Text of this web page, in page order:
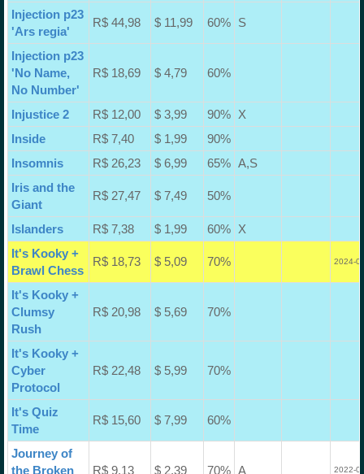
Injection p23
'Ars regia'
R$ 44,98 $ 11,99 60% S
Injection p23
'No Name,
No Number'
R$ 18,69 $ 4,79 60%
Injustice 2 R$ 12,00 $ 3,99 90%
X
Inside
R$ 7,40 $ 1,99
90%
Insomnis
R$ 26,23 $ 6,99 65% A,S
Iris and the
Giant
R$ 27,47 $ 7,49 50%
Islanders R$ 7,38 $ 1,99 60%
X
It's Kooky +
Brawl Chess
R$ 18,73 $ 5,09 70% 2024-
It's Kooky +
Clumsy
Rush
R$ 20,98 $ 5,69 70%
It's Kooky +
Cyber
Protocol
R$ 22,48 $ 5,99 70%
It's Quiz
Time
R$ 15,60 $ 7,99 60%
Journey of
the Broken
R$ 9,13 $ 2,39 70% A 2022-